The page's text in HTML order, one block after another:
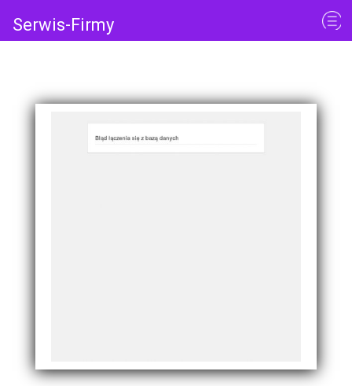
Serwis-Firmy